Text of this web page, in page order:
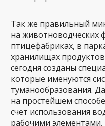
Так же правильный
на животноводческих
птицефабриках, в
хранилищах
сегодня созданы
которые именуются
туманообразования.
на простейшем
счет использования
рабочими элементами,